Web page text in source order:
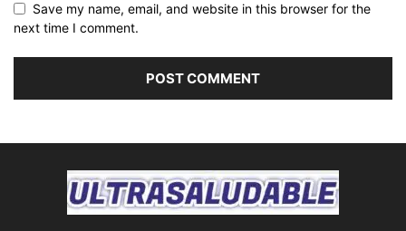
Save my name, email, and website in this browser for the
next time I comment.